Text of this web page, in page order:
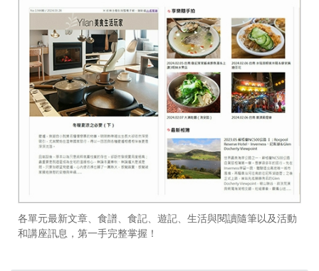
各單元最新文章、食譜、食記、遊記、生活與閱讀隨筆以及活動
和講座訊息，第一手完整掌握！